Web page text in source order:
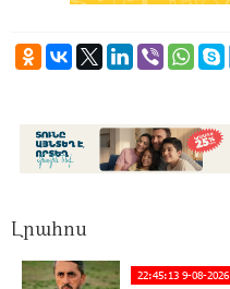
Լրահոս
22:45:13 9-08-2026